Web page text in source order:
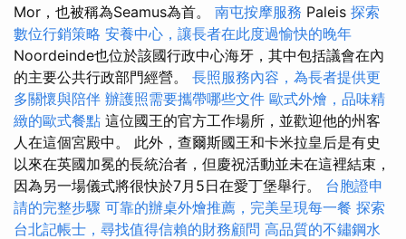
Mor，也被稱為Seamus為首。 南屯按摩服務 Paleis 探索
數位行銷策略 安養中心，讓長者在此度過愉快的晚年
Noordeinde也位於該國行政中心海牙，其中包括議會在內
的主要公共行政部門經營。 長照服務內容，為長者提供更
多關懷與陪伴 辦護照需要攜帶哪些文件 歐式外燴，品味精
緻的歐式餐點 這位國王的官方工作場所，並歡迎他的州客
人在這個宮殿中。 此外，查爾斯國王和卡米拉皇后是有史
以來在英國加冕的長統治者，但慶祝活動並未在這裡結束，
因為另一場儀式將很快於7月5日在愛丁堡舉行。 台胞證申
請的完整步驟 可靠的辦桌外燴推薦，完美呈現每一餐 探索
台北記帳士，尋找值得信賴的財務顧問 高品質的不鏽鋼水